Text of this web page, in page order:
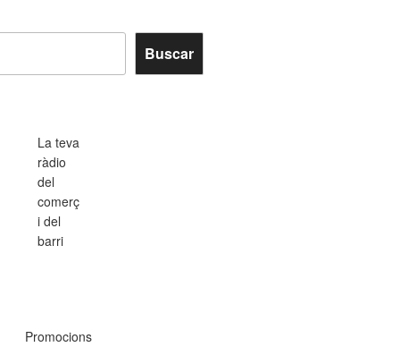
Buscar
La teva
ràdio
del
comerç
i del
barri
Promocions